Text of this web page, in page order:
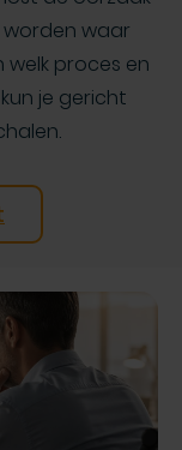
worden waar
proces en
je gericht